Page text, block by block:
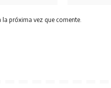
próxima vez que comente.